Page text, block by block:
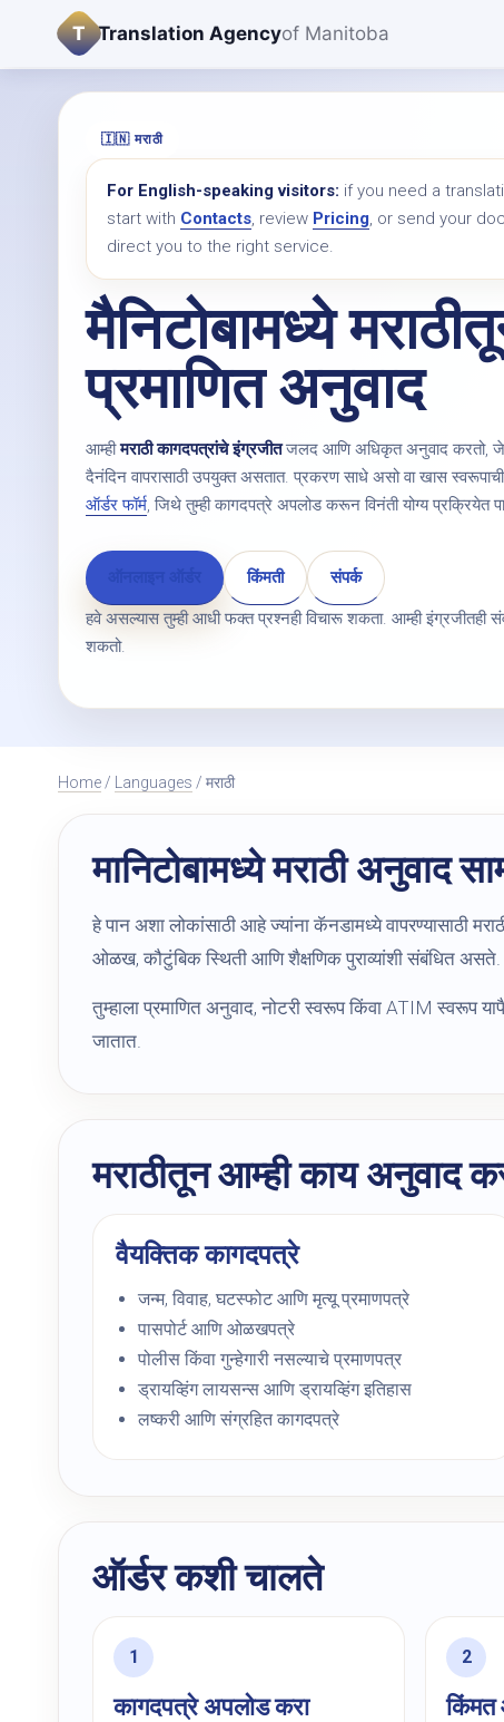
T Translation Agencyof Manitoba
🇮🇳 मराठी
For English-speaking visitors: if you need a
start with Contacts, review Pricing, or send your
direct you to the right service.
मैनिटोबामध्ये
प्रमाणित अनुवाद
आम्हीमराठी कागदपत्रांचे इंग्रजीतजलद आणि अधिकृत अनुवाद करतो, जे
दैनंदिन वापरासाठी उपयुक्त असतात. प्रकरण साधे असो वा खास
ऑर्डर फॉर्म, जिथे तुम्ही कागदपत्रे अपलोड करून विनंती योग्य प्रक्रियेत
किंमती संपर्क
हवे असल्यास तुम्ही आधी फक्त प्रश्नही विचारू शकता. आम्ही इंग्रजीतही
शकतो.
Home / Languages / मराठी
मानिटोबामध्ये मराठी अनुवाद
हे पान अशा लोकांसाठी आहे ज्यांना कॅनडामध्ये वापरण्यासाठी
ओळख, कौटुंबिक स्थिती आणि शैक्षणिक पुराव्यांशी संबंधित असते.
तुम्हाला प्रमाणित अनुवाद, नोटरी स्वरूप किंवा ATIM स्वरूप
जातात.
मराठीतून आम्ही काय अनुवाद
वैयक्तिक कागदपत्रे
जन्म, विवाह, घटस्फोट आणि मृत्यू प्रमाणपत्रे
पासपोर्ट आणि ओळखपत्रे
पोलीस किंवा गुन्हेगारी नसल्याचे प्रमाणपत्र
ड्रायव्हिंग लायसन्स आणि ड्रायव्हिंग इतिहास
लष्करी आणि संग्रहित कागदपत्रे
ऑर्डर कशी चालते
कागदपत्रे अपलोड करा किंमत